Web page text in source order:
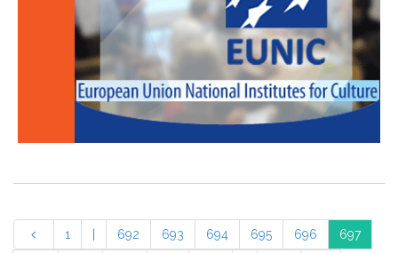
1 692 693 694 695 696 697